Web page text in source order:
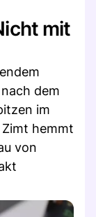
mit
dem
im
hemmt
von